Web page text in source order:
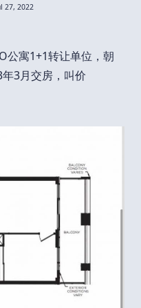
27, 2022
公寓1+1转让单位，朝
3月交房，叫价